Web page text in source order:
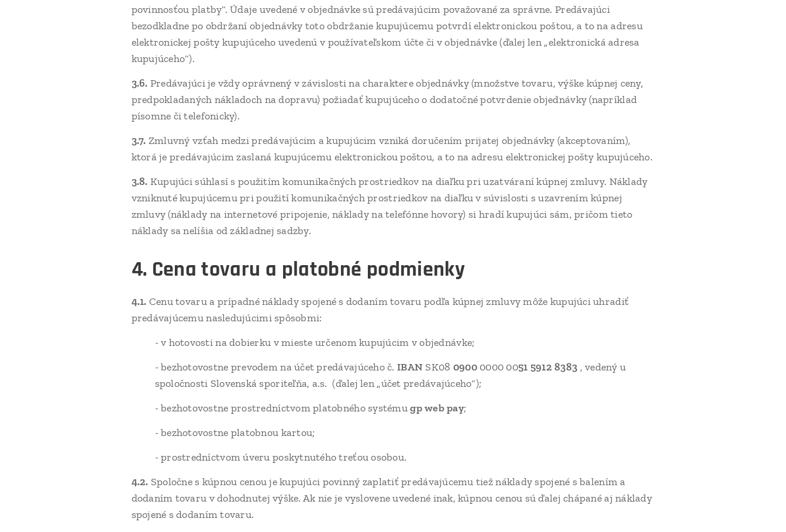
povinnosťou platby“. Údaje uvedené v objednávke sú predávajúcim považované za správne. Predávajúci
bezodkladne po obdržaní objednávky toto obdržanie kupujúcemu potvrdí elektronickou poštou, a to na adresu
elektronickej pošty kupujúceho uvedenú v používateľskom účte či v objednávke (ďalej len „elektronická adresa
kupujúceho“).
3.6. Predávajúci je vždy oprávnený v závislosti na charaktere objednávky (množstve tovaru, výške kúpnej ceny,
predpokladaných nákladoch na dopravu) požiadať kupujúceho o dodatočné potvrdenie objednávky (napríklad
písomne či telefonicky).
3.7. Zmluvný vzťah medzi predávajúcim a kupujúcim vzniká doručením prijatej objednávky (akceptovaním),
ktorá je predávajúcim zaslaná kupujúcemu elektronickou poštou, a to na adresu elektronickej pošty kupujúceho.
3.8. Kupujúci súhlasí s použitím komunikačných prostriedkov na diaľku pri uzatváraní kúpnej zmluvy. Náklady
vzniknuté kupujúcemu pri použití komunikačných prostriedkov na diaľku v súvislosti s uzavrením kúpnej
zmluvy (náklady na internetové pripojenie, náklady na telefónne hovory) si hradí kupujúci sám, pričom tieto
náklady sa nelíšia od základnej sadzby.
4. Cena tovaru a platobné podmienky
4.1. Cenu tovaru a prípadné náklady spojené s dodaním tovaru podľa kúpnej zmluvy môže kupujúci uhradiť
predávajúcemu nasledujúcimi spôsobmi:
- v hotovosti na dobierku v mieste určenom kupujúcim v objednávke;
- bezhotovostne prevodem na účet predávajúceho č. IBAN SK08 09000000 0051 5912 8383 , vedený u
spoločnosti Slovenská sporiteľňa, a.s. (ďalej len „účet predávajúceho“);
- bezhotovostne prostredníctvom platobného systémugp web pay;
- bezhotovostne platobnou kartou;
- prostredníctvom úveru poskytnutého treťou osobou.
4.2. Spoločne s kúpnou cenou je kupujúci povinný zaplatiť predávajúcemu tiež náklady spojené s balením a
dodaním tovaru v dohodnutej výške. Ak nie je vyslovene uvedené inak, kúpnou cenou sú ďalej chápané aj náklady
spojené s dodaním tovaru.